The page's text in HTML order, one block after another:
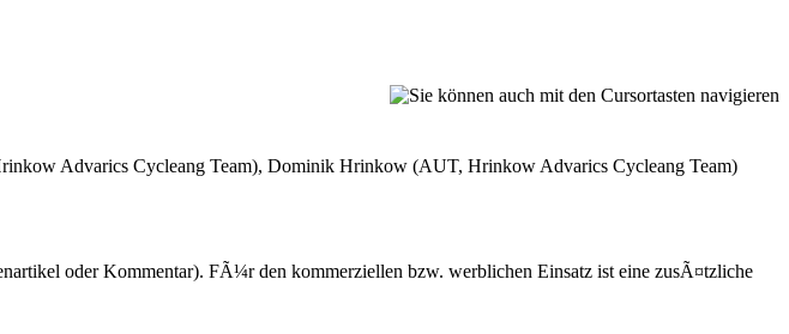
Advarics Cycleang Team), Dominik Hrinkow (AUT, Hrinkow Advarics Cycleang Team)
oder Kommentar). FÃ¼r den kommerziellen bzw. werblichen Einsatz ist eine zusÃ¤tzliche